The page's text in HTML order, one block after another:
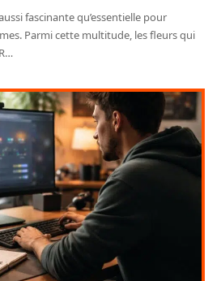
fascinante qu’essentielle pour
Parmi cette multitude, les fleurs qui
…